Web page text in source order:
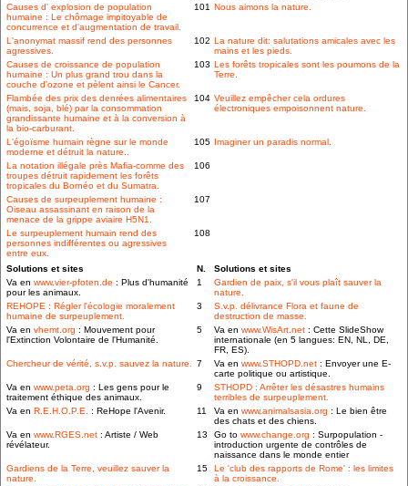
Causes d' explosion de population
humaine : Le chômage impitoyable de
concurrence et d'augmentation de travail.
101 Nous aimons la nature.
L'anonymat massif rend des personnes
agressives.
102 La nature dit: salutations amicales avec les
mains et les pieds.
Causes de croissance de population
humaine : Un plus grand trou dans la
couche d'ozone et pèlent ainsi le Cancer.
103 Les forêts tropicales sont les poumons de la
Terre.
Flambée des prix des denrées alimentaires
(mais, soja, blé) par la consommation
grandissante humaine et à la conversion à
la bio-carburant.
104 Veuillez empêcher cela ordures
électroniques empoisonnent nature.
L'égoïsme humain règne sur le monde
moderne et détruit la nature..
105 Imaginer un paradis normal.
La notation illégale près Mafia-comme des
troupes détruit rapidement les forêts
tropicales du Bornéo et du Sumatra.
106
Causes de surpeuplement humaine :
Oiseau assassinant en raison de la
menace de la grippe aviaire H5N1.
107
Le surpeuplement humain rend des
personnes indifférentes ou agressives
entre eux.
108
Solutions et sites N.
Solutions et sites
Va en www.vier-pfoten.de : Plus d'humanité
pour les animaux.
1
Gardien de paix, s'il vous plaît sauver la
nature.
REHOPE : Régler l'écologie moralement
humaine de surpeuplement.
3
S.v.p. délivrance Flora et faune de
destruction de masse.
Va en vhemt.org : Mouvement pour
l'Extinction Volontaire de l'Humanité.
5 Va en www.WisArt.net : Cette SlideShow
internationale (en 5 langues: EN, NL, DE,
FR, ES).
Chercheur de vérité, s.v.p. sauvez la nature. 7 Va en www.STHOPD.net : Envoyer une E-
carte politique ou artistique.
Va en www.peta.org : Les gens pour le
traitement éthique des animaux.
9
STHOPD : Arrêter les désastres humains
terribles de surpeuplement.
Va en R.E.H.O.P.E. : ReHope l'Avenir. 11 Va en www.animalsasia.org : Le bien être
des chats et des chiens.
Va en www.RGES.net : Artiste / Web
révélateur.
13 Go to www.change.org : Surpopulation -
introduction urgente de contrôles de
naissance dans le monde entier
Gardiens de la Terre, veuillez sauver la
nature.
15
Le 'club des rapports de Rome' : les limites
à la croissance.